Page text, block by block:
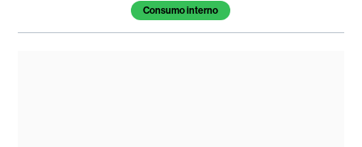
Consumo interno